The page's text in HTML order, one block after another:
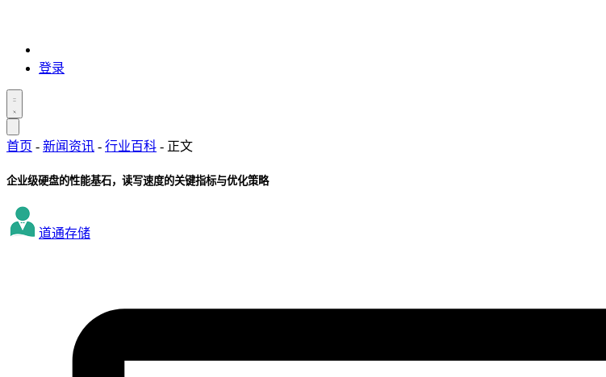
登录
首页 - 新闻资讯 - 行业百科 - 正文
企业级硬盘的性能基石，读写速度的关键指标与优化策略
道通存储